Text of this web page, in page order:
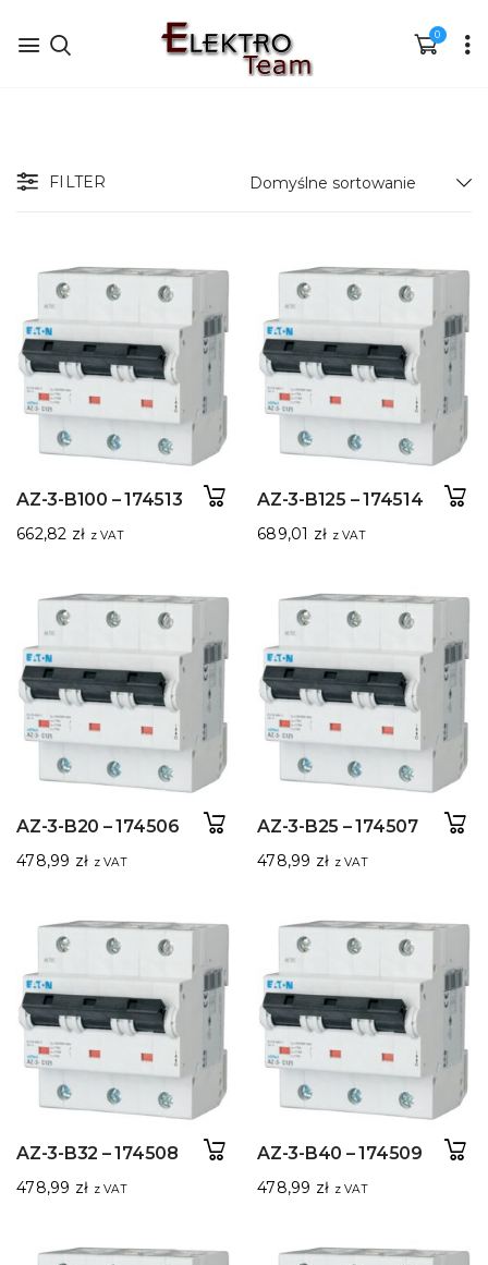
0
FILTER
AZ-3-B100 – 174513
662,82 zł z VAT
AZ-3-B125 – 174514
689,01 zł z VAT
AZ-3-B20 – 174506
478,99 zł z VAT
AZ-3-B25 – 174507
478,99 zł z VAT
AZ-3-B32 – 174508
478,99 zł z VAT
AZ-3-B40 – 174509
478,99 zł z VAT